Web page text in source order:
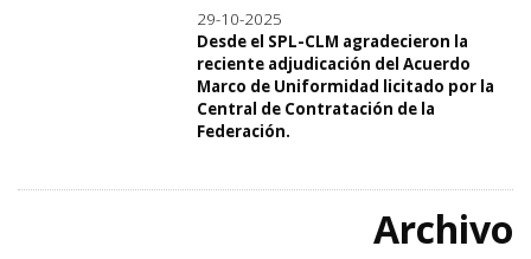
29-10-2025
Desde el SPL-CLM agradecieron la
reciente adjudicación del Acuerdo
Marco de Uniformidad licitado por la
Central de Contratación de la
Federación.
Archivo